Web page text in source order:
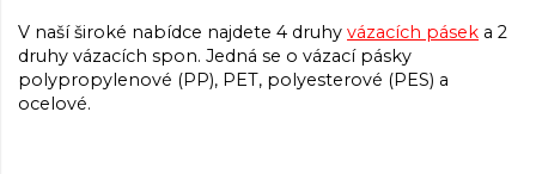
V naší široké nabídce najdete 4 druhy vázacích pásek a 2
druhy vázacích spon. Jedná se o vázací pásky
polypropylenové (PP), PET, polyesterové (PES) a
ocelové.